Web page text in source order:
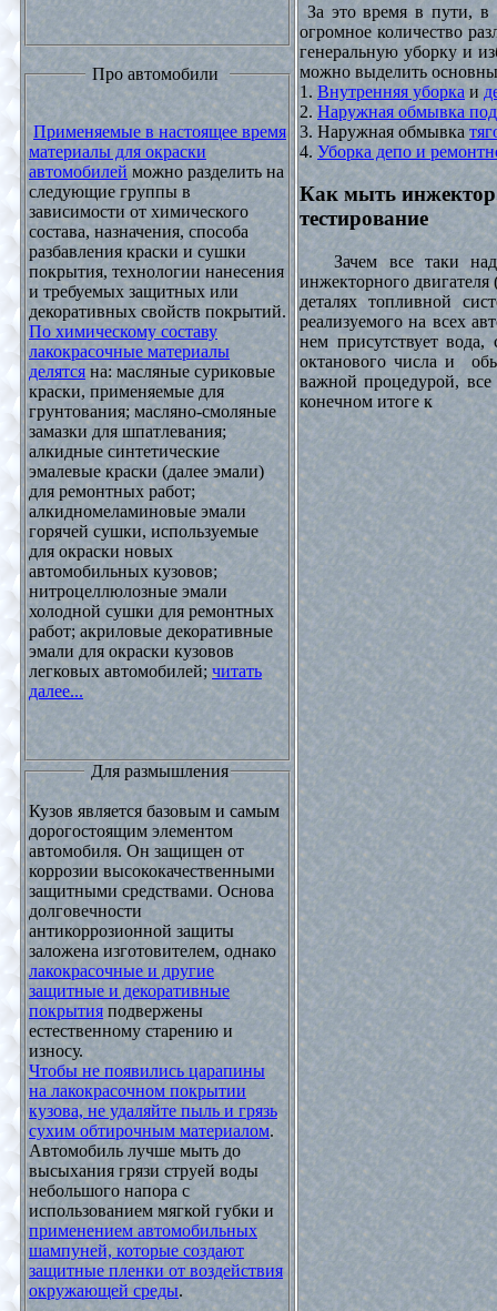
Про автомобили
Применяемые в настоящее время
материалы для окраски
автомобилей можно разделить на
следующие группы в
зависимости от химического
состава, назначения, способа
разбавления краски и сушки
покрытия, технологии нанесения
и требуемых защитных или
декоративных свойств покрытий.
По химическому составу
лакокрасочные материалы
делятся на: масляные суриковые
краски, применяемые для
грунтования; масляно-смоляные
замазки для шпатлевания;
алкидные синтетические
эмалевые краски (далее эмали)
для ремонтных работ;
алкидномеламиновые эмали
горячей сушки, используемые
для окраски новых
автомобильных кузовов;
нитроцеллюлозные эмали
холодной сушки для ремонтных
работ; акриловые декоративные
эмали для окраски кузовов
легковых автомобилей; читать
далее...
Для размышления
Кузов является базовым и самым
дорогостоящим элементом
автомобиля. Он защищен от
коррозии высококачественными
защитными средствами. Основа
долговечности
антикоррозионной защиты
заложена изготовителем, однако
лакокрасочные и другие
защитные и декоративные
покрытия подвержены
естественному старению и
износу.
Чтобы не появились царапины
на лакокрасочном покрытии
кузова, не удаляйте пыль и грязь
сухим обтирочным материалом.
Автомобиль лучше мыть до
высыхания грязи струей воды
небольшого напора с
использованием мягкой губки и
применением автомобильных
шампуней, которые создают
защитные пленки от воздействия
окружающей среды.
За это время в пути, в
огромное количество
генеральную уборку и
можно выделить
1. Внутренняя уборка и
2. Наружная обмывка
3. Наружная обмывка
4. Уборка депо и
Как мыть
тестирование
Зачем все таки
инжекторного
деталях топливной
реализуемого на всех
нем присутствует
октанового числа и
важной процедурой, все
конечном итоге к